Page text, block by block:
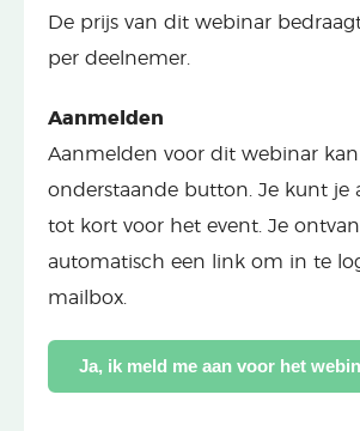
De prijs van dit webinar
per deelnemer.
Aanmelden
Aanmelden voor dit webinar kan
onderstaande button. Je kunt je
tot kort voor het event. Je
automatisch een link om in te
mailbox.
Ja, ik meld me aan voor het